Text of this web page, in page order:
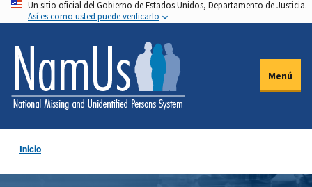
Pasar
al
contenido
principal
Un sitio oficial del Gobierno de Estados Unidos, Departamento de Justicia.
Así es como usted puede verificarlo
Menú
Inicio